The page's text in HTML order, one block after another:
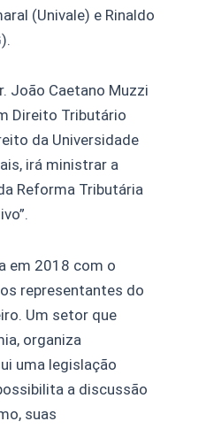
(Univale) e Rinaldo
João Caetano Muzzi
Direito Tributário
da Universidade
irá ministrar a
Reforma Tributária
em 2018 com o
representantes do
Um setor que
organiza
uma legislação
a discussão
suas